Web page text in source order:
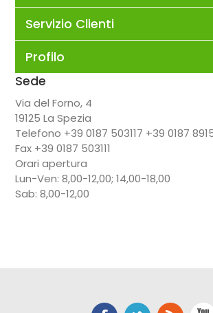
Servizio Clienti
Profilo
Sede
Via del Forno, 4
19125 La Spezia
Telefono +39 0187 503117 +39 0187
Fax +39 0187 503111
Orari apertura
Lun-Ven: 8,00-12,00; 14,00-18,00
Sab: 8,00-12,00